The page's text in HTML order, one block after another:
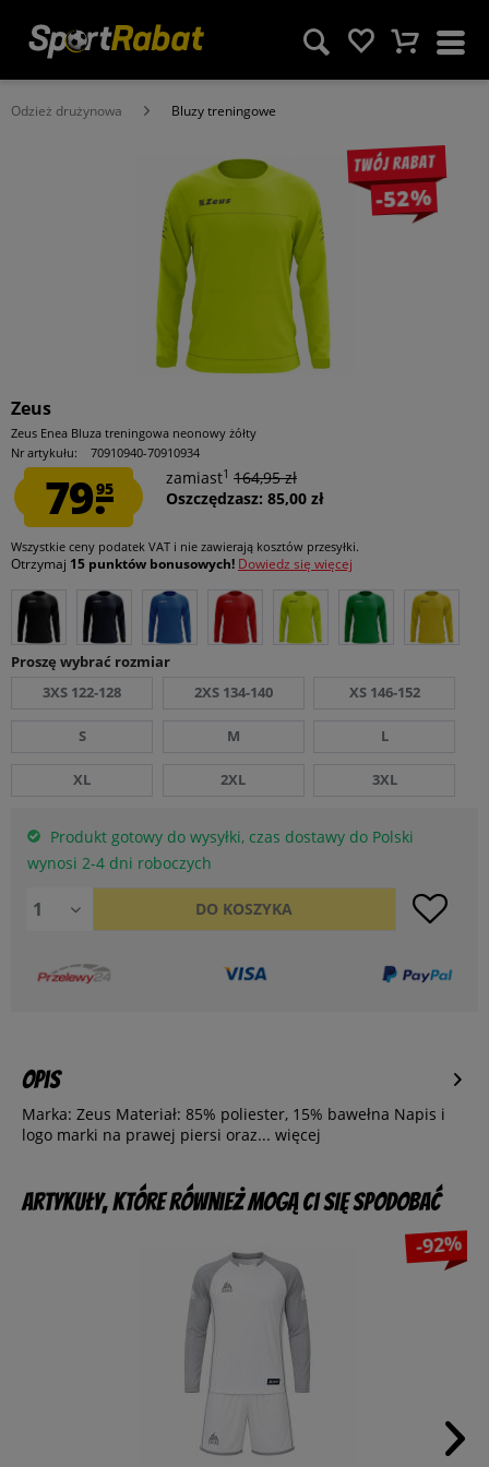
Odzież drużynowa Bluzy treningowe
Twój rabat
-52%
Zeus
Zeus Enea Bluza treningowa neonowy żółty
Nr artykułu:
70910940-70910934
79.95
zamiast1 164,95 zł
Oszczędzasz: 85,00 zł
Wszystkie ceny podatek VAT i nie zawierają kosztów przesyłki.
Otrzymaj 15 punktów bonusowych! Dowiedz się więcej
Proszę wybrać rozmiar
3XS 122-128
2XS 134-140 XS 146-152
S M L
XL 2XL 3XL
Produkt gotowy do wysyłki, czas dostawy do Polski
wynosi 2-4 dni roboczych
DO KOSZYKA
Opis
Marka: Zeus Materiał: 85% poliester, 15% bawełna Napis i
logo marki na prawej piersi oraz... więcej
Artykuły, które również mogą Ci się spodobać
-92%